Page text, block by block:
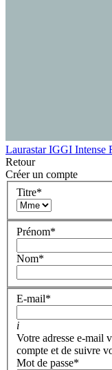
Laurastar IGGI Intense
Retour
Créer un compte
Titre*
Prénom*
Nom*
E-mail*
i
Votre adresse e-mail
compte et de suivre
Mot de passe*